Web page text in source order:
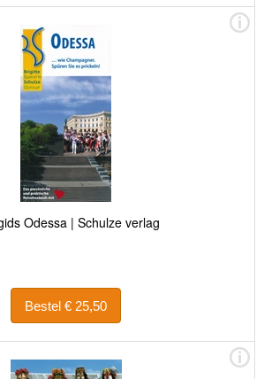
Odessa | Schulze verlag
Bestel € 25,50